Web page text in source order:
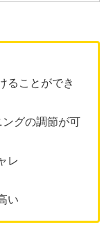
ることができ
ングの調節が可
レ
い